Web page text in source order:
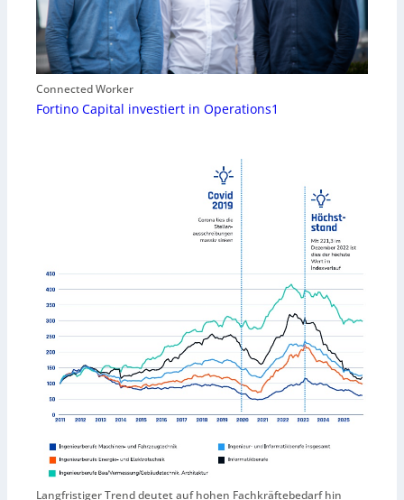
Connected Worker
Fortino Capital investiert in Operations1
Langfristiger Trend deutet auf hohen Fachkräftebedarf hin